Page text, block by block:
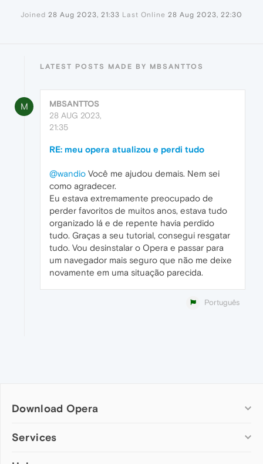
Joined 28 Aug 2023, 21:33 Last Online 28 Aug 2023, 22:30
LATEST POSTS MADE BY MBSANTTOS
M
MBSANTTOS
28 AUG 2023,
21:35
RE: meu opera atualizou e perdi tudo
@wandio Você me ajudou demais. Nem sei
como agradecer.
Eu estava extremamente preocupado de
perder favoritos de muitos anos, estava tudo
organizado lá e de repente havia perdido
tudo. Graças a seu tutorial, consegui resgatar
tudo. Vou desinstalar o Opera e passar para
um navegador mais seguro que não me deixe
novamente em uma situação parecida.
Português
Download Opera
Computer browsers
Services